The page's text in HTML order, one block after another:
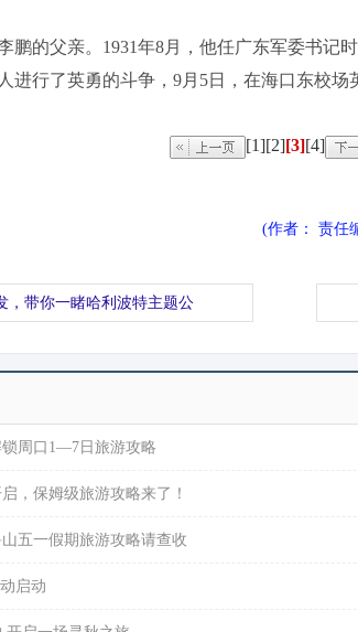
的父亲。1931年8月，他任广东军委书记
进行了英勇的斗争，9月5日，在海口东校场
[1][2][3][4]
(作者： 责
，带你一睹哈利波特主题公
周口1—7日旅游攻略
，保姆级旅游攻略来了！
五一假期旅游攻略请查收
启动